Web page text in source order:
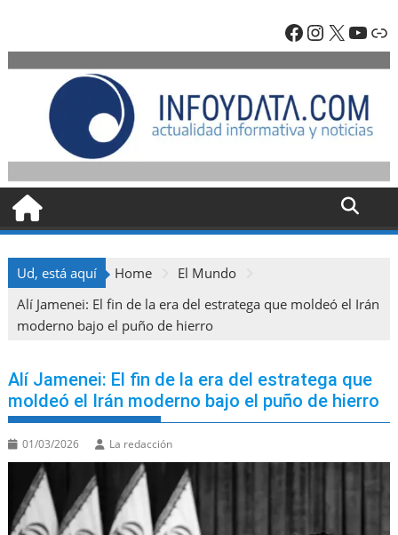
content
Facebook
X
Ud, está aquí Home
El Mundo
Alí Jamenei: El fin de la era del estratega que moldeó el Irán
moderno bajo el puño de hierro
Alí Jamenei: El fin de la era del estratega que
moldeó el Irán moderno bajo el puño de hierro
01/03/2026 La redacción